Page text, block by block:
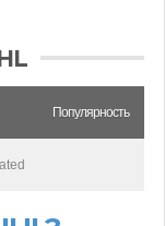
Популярность